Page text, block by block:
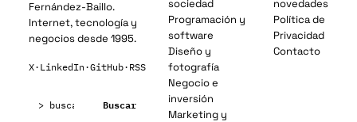
Fernández-Baillo.
Internet, tecnología y
negocios desde 1995.
X· LinkedIn·GitHub· RSS
Buscar
sociedad
Programación y
software
Diseño y
fotografía
Negocio e
inversión
Marketing y
novedades
Política de
Privacidad
Contacto